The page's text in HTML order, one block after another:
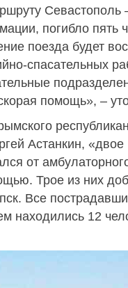
Севастополь
погибло пять
поезда будет
спасательных
помощь», –
Астанкин, «двое
от
Трое из них
Все
находились 12